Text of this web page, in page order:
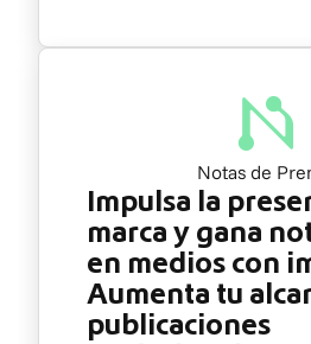
Notas de
Impulsa la
marca y gana
en medios con
Aumenta tu
publicaciones